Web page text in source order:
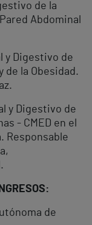
de la
Abdominal
y Digestivo de
de la Obesidad.
y Digestivo de
- CMED en el
Responsable
de